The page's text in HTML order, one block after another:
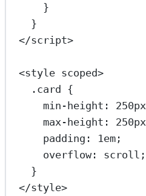
}
}
</script>
<style scoped>
.card {
min-height : 250px
max-height : 250px
padding : 1 em ;
overflow: scroll ;
}
</style>